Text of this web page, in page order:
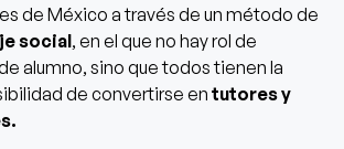
de México a través de un método de
social, en el que no hay rol de
alumno, sino que todos tienen la
de convertirse en tutores y